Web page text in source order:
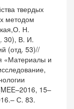
твердых
методом
Н.
30), В. И.
(отд. 53)//
«Материалы и
15–
С. 83.